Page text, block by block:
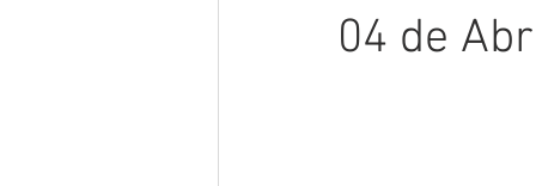
04 de